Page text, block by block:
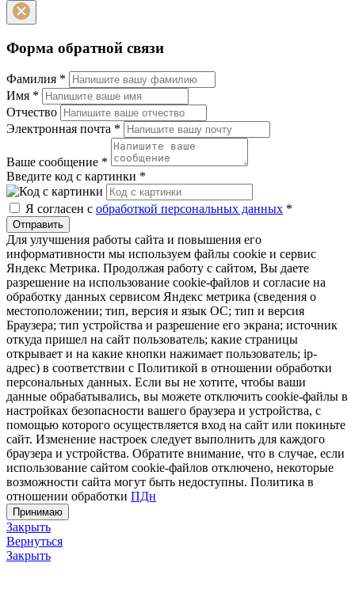
Форма обратной связи
Фамилия *
Имя *
Отчество
Электронная почта *
Ваше сообщение *
Введите код с картинки *
Я согласен с обработкой персональных данных *
Отправить
Для улучшения работы сайта и повышения его
информативности мы используем файлы cookie и сервис
Яндекс Метрика. Продолжая работу с сайтом, Вы даете
разрешение на использование cookie-файлов и согласие на
обработку данных сервисом Яндекс метрика (сведения о
местоположении; тип, версия и язык ОС; тип и версия
Браузера; тип устройства и разрешение его экрана; источник
откуда пришел на сайт пользователь; какие страницы
открывает и на какие кнопки нажимает пользователь; ip-
адрес) в соответствии с Политикой в отношении обработки
персональных данных. Если вы не хотите, чтобы ваши
данные обрабатывались, вы можете отключить cookie-файлы в
настройках безопасности вашего браузера и устройства, с
помощью которого осуществляется вход на сайт или покиньте
сайт. Изменение настроек следует выполнить для каждого
браузера и устройства. Обратите внимание, что в случае, если
использование сайтом cookie-файлов отключено, некоторые
возможности сайта могут быть недоступны. Политика в
отношении обработки ПДн
Принимаю
Закрыть
Вернуться
Закрыть